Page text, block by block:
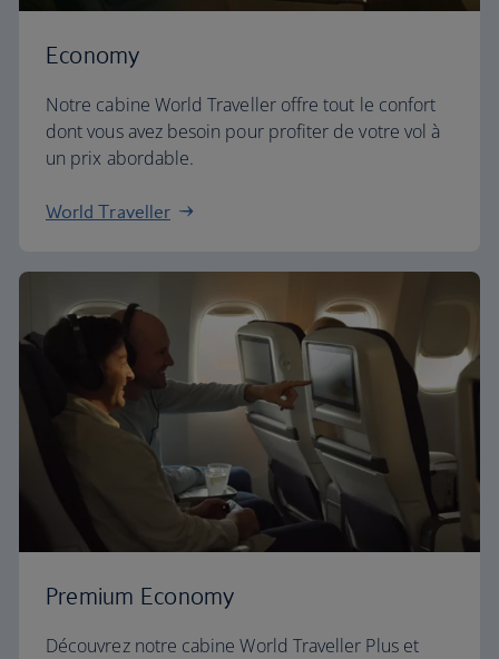
Economy
Notre cabine World Traveller offre tout le confort
dont vous avez besoin pour profiter de votre vol à
un prix abordable.
World Traveller
Premium Economy
Découvrez notre cabine World Traveller Plus et